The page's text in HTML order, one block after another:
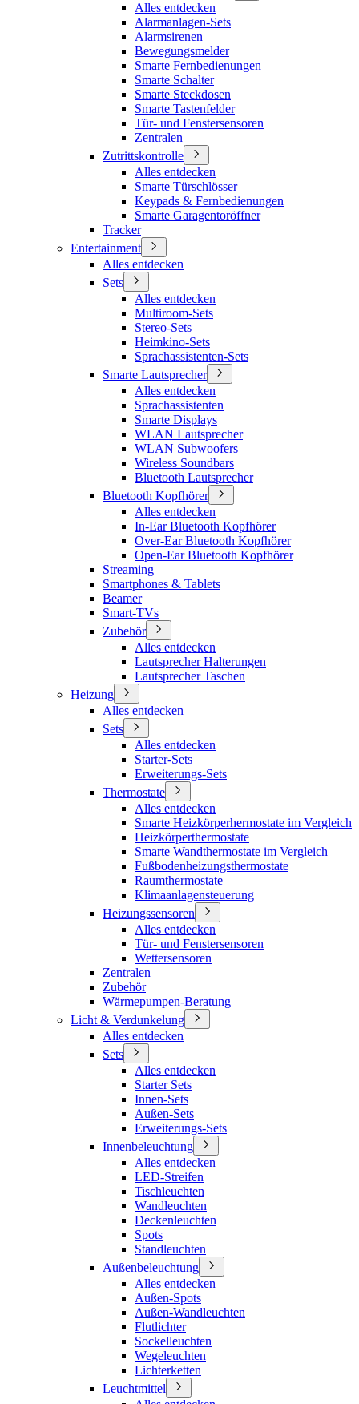
Alles entdecken
Alarmanlagen-Sets
Alarmsirenen
Bewegungsmelder
Smarte Fernbedienungen
Smarte Schalter
Smarte Steckdosen
Smarte Tastenfelder
Tür- und Fenstersensoren
Zentralen
Zutrittskontrolle
Alles entdecken
Smarte Türschlösser
Keypads & Fernbedienungen
Smarte Garagentoröffner
Tracker
Entertainment
Alles entdecken
Sets
Alles entdecken
Multiroom-Sets
Stereo-Sets
Heimkino-Sets
Sprachassistenten-Sets
Smarte Lautsprecher
Alles entdecken
Sprachassistenten
Smarte Displays
WLAN Lautsprecher
WLAN Subwoofers
Wireless Soundbars
Bluetooth Lautsprecher
Bluetooth Kopfhörer
Alles entdecken
In-Ear Bluetooth Kopfhörer
Over-Ear Bluetooth Kopfhörer
Open-Ear Bluetooth Kopfhörer
Streaming
Smartphones & Tablets
Beamer
Smart-TVs
Zubehör
Alles entdecken
Lautsprecher Halterungen
Lautsprecher Taschen
Heizung
Alles entdecken
Sets
Alles entdecken
Starter-Sets
Erweiterungs-Sets
Thermostate
Alles entdecken
Smarte Heizkörperhermostate im Vergleich
Heizkörperthermostate
Smarte Wandthermostate im Vergleich
Fußbodenheizungsthermostate
Raumthermostate
Klimaanlagensteuerung
Heizungssensoren
Alles entdecken
Tür- und Fenstersensoren
Wettersensoren
Zentralen
Zubehör
Wärmepumpen-Beratung
Licht & Verdunkelung
Alles entdecken
Sets
Alles entdecken
Starter Sets
Innen-Sets
Außen-Sets
Erweiterungs-Sets
Innenbeleuchtung
Alles entdecken
LED-Streifen
Tischleuchten
Wandleuchten
Deckenleuchten
Spots
Standleuchten
Außenbeleuchtung
Alles entdecken
Außen-Spots
Außen-Wandleuchten
Flutlichter
Sockelleuchten
Wegeleuchten
Lichterketten
Leuchtmittel